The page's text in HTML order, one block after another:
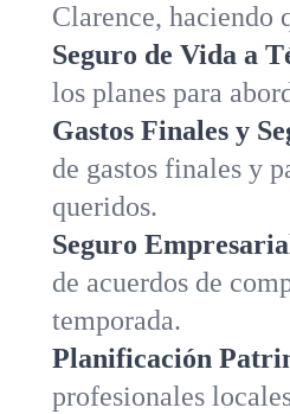
Clarence, haciendo
Seguro de Vida a
los planes para
Gastos Finales y
de gastos finales y
queridos.
Seguro
de acuerdos de
temporada.
Planificación
profesionales